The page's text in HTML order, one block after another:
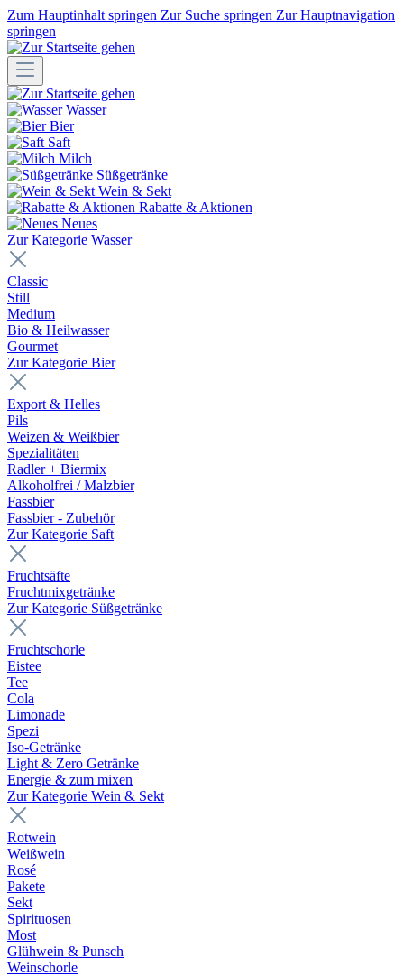
Zum Hauptinhalt springen Zur Suche springen Zur Hauptnavigation
springen
Wasser
Bier
Saft
Milch
Süßgetränke
Wein & Sekt
Rabatte & Aktionen
Neues
Zur Kategorie Wasser
Classic
Still
Medium
Bio & Heilwasser
Gourmet
Zur Kategorie Bier
Export & Helles
Pils
Weizen & Weißbier
Spezialitäten
Radler + Biermix
Alkoholfrei / Malzbier
Fassbier
Fassbier - Zubehör
Zur Kategorie Saft
Fruchtsäfte
Fruchtmixgetränke
Zur Kategorie Süßgetränke
Fruchtschorle
Eistee
Tee
Cola
Limonade
Spezi
Iso-Getränke
Light & Zero Getränke
Energie & zum mixen
Zur Kategorie Wein & Sekt
Rotwein
Weißwein
Rosé
Pakete
Sekt
Spirituosen
Most
Glühwein & Punsch
Weinschorle